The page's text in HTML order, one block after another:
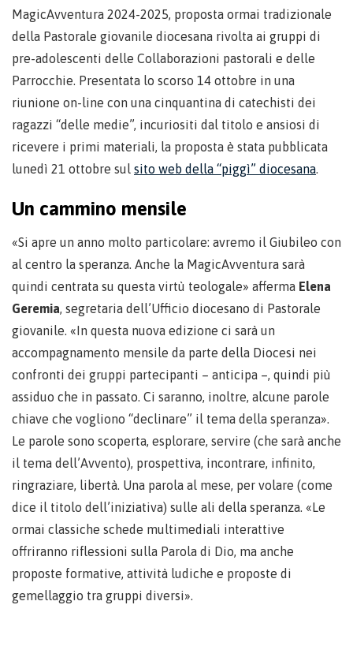
MagicAvventura 2024-2025, proposta ormai tradizionale
della Pastorale giovanile diocesana rivolta ai gruppi di
pre-adolescenti delle Collaborazioni pastorali e delle
Parrocchie. Presentata lo scorso 14 ottobre in una
riunione on-line con una cinquantina di catechisti dei
ragazzi “delle medie”, incuriositi dal titolo e ansiosi di
ricevere i primi materiali, la proposta è stata pubblicata
lunedì 21 ottobre sul sito web della “piggì” diocesana.
Un cammino mensile
«Si apre un anno molto particolare: avremo il Giubileo con
al centro la speranza. Anche la MagicAvventura sarà
quindi centrata su questa virtù teologale» afferma Elena
Geremia, segretaria dell’Ufficio diocesano di Pastorale
giovanile. «In questa nuova edizione ci sarà un
accompagnamento mensile da parte della Diocesi nei
confronti dei gruppi partecipanti – anticipa –, quindi più
assiduo che in passato. Ci saranno, inoltre, alcune parole
chiave che vogliono “declinare” il tema della speranza».
Le parole sono scoperta, esplorare, servire (che sarà anche
il tema dell’Avvento), prospettiva, incontrare, infinito,
ringraziare, libertà. Una parola al mese, per volare (come
dice il titolo dell’iniziativa) sulle ali della speranza. «Le
ormai classiche schede multimediali interattive
offriranno riflessioni sulla Parola di Dio, ma anche
proposte formative, attività ludiche e proposte di
gemellaggio tra gruppi diversi».